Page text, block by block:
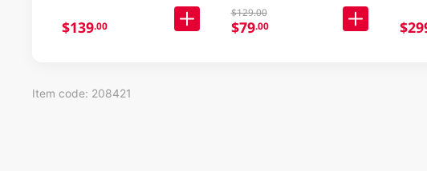
$139.00
$129.00
$79.00
Item code: 208421